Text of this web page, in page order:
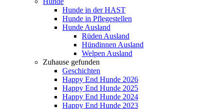
Hunde in der HAST
Hunde in Pflegestellen
Hunde Ausland
Rüden Ausland
Hündinnen Ausland
Welpen Ausland
Zuhause gefunden
Geschichten
Happy End Hunde 2026
Happy End Hunde 2025
Happy End Hunde 2024
Happy End Hunde 2023